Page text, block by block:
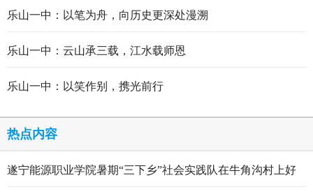
乐山一中：以笔为舟，向历史更深处漫溯
乐山一中：云山承三载，江水载师恩
乐山一中：以笑作别，携光前行
热点内容
遂宁能源职业学院暑期“三下乡”社会实践队在牛角沟村上好